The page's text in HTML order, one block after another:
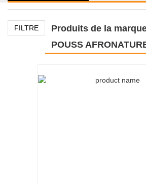
FILTRE
Produits de la
POUSS